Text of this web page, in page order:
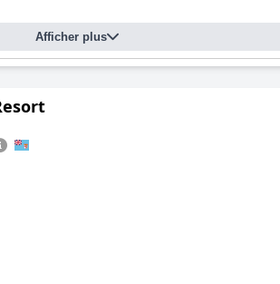
Afficher plus